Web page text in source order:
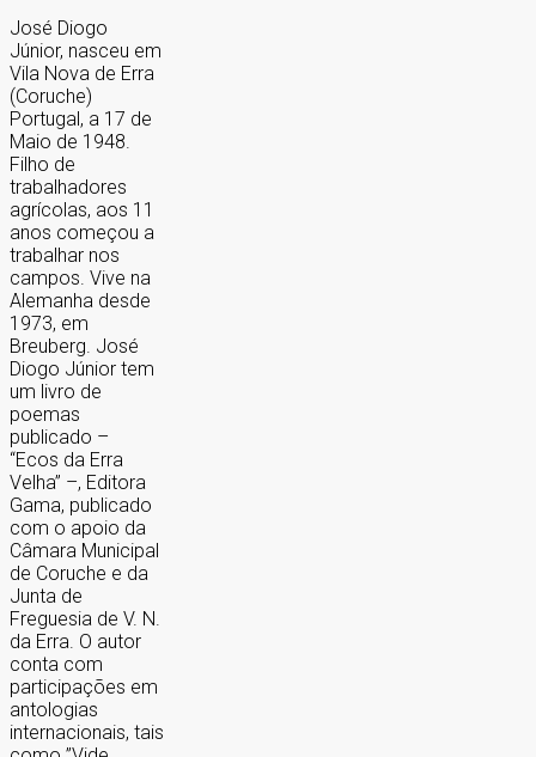
José Diogo
Júnior, nasceu em
Vila Nova de Erra
(Coruche)
Portugal, a 17 de
Maio de 1948.
Filho de
trabalhadores
agrícolas, aos 11
anos começou a
trabalhar nos
campos. Vive na
Alemanha desde
1973, em
Breuberg. José
Diogo Júnior tem
um livro de
poemas
publicado –
“Ecos da Erra
Velha” –, Editora
Gama, publicado
com o apoio da
Câmara Municipal
de Coruche e da
Junta de
Freguesia de V. N.
da Erra. O autor
conta com
participações em
antologias
internacionais, tais